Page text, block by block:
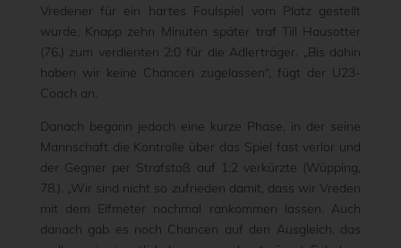
Vredener für ein hartes Foulspiel vom Platz gestellt
wurde. Knapp zehn Minuten später traf Till Hausotter
(76.) zum verdienten 2:0 für die Adlerträger. „Bis dahin
haben wir keine Chancen zugelassen“, fügt der U23-
Coach an.
Danach begann jedoch eine kurze Phase, in der seine
Mannschaft die Kontrolle über das Spiel fast verlor und
der Gegner per Strafstoß auf 1:2 verkürzte (Wüpping,
78.). „Wir sind nicht so zufrieden damit, dass wir Vreden
mit dem Elfmeter nochmal rankommen lassen. Auch
danach gab es noch Chancen auf den Ausgleich, das